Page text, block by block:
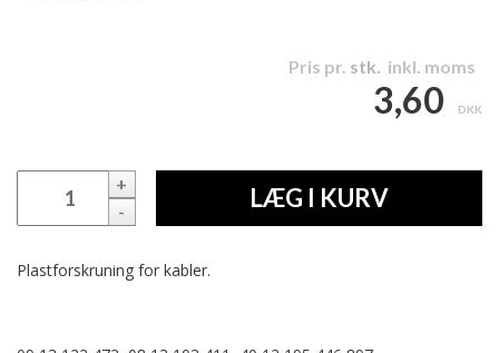
Pris pr. stk. inkl. moms
3,60 DKK
+
-
LÆG I KURV
Plastforskruning for kabler.